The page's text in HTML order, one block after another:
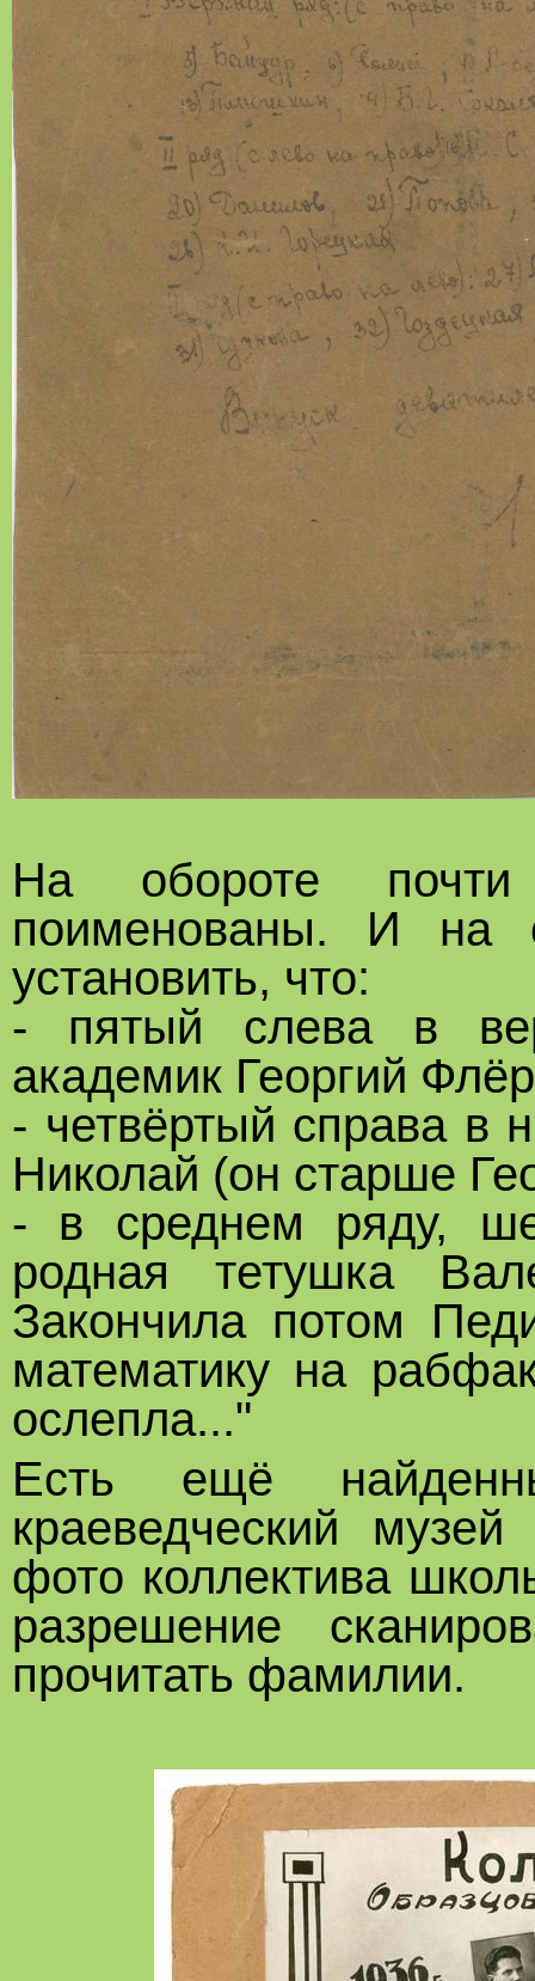
На обороте почти
поименованы. И на
установить, что:
- пятый слева в
академик Георгий
- четвёртый справа в
Николай (он старше
- в среднем ряду,
родная тетушка
Закончила потом
математику на
ослепла..."
Есть ещё
краеведческий
фото коллектива
разрешение
прочитать фамилии.